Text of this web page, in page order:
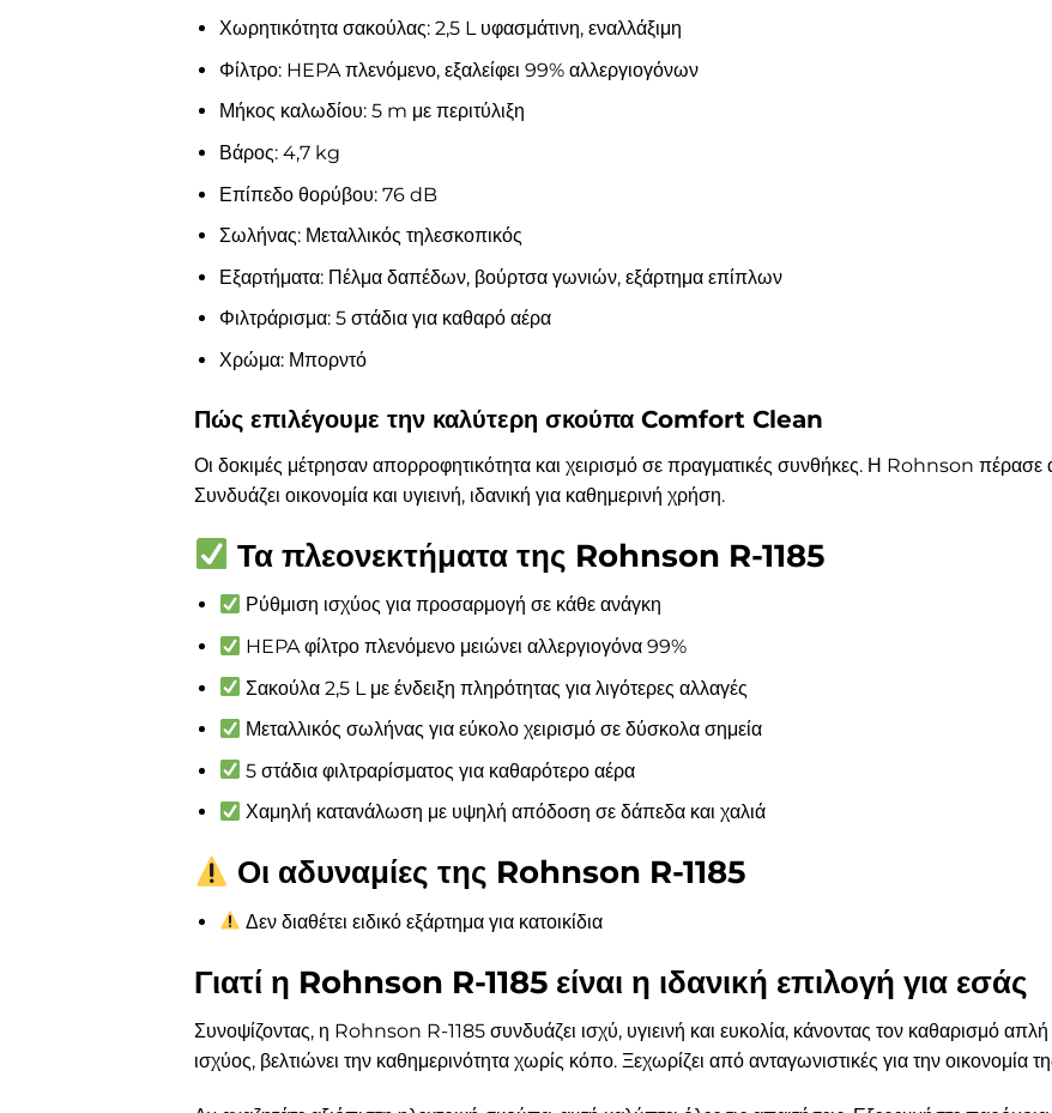
Χωρητικότητα σακούλας: 2,5 L υφασμάτινη, εναλλάξιμη
Φίλτρο: HEPA πλενόμενο, εξαλείφει 99% αλλεργιογόνων
Μήκος καλωδίου: 5 m με περιτύλιξη
Βάρος: 4,7 kg
Επίπεδο θορύβου: 76 dB
Σωλήνας: Μεταλλικός τηλεσκοπικός
Εξαρτήματα: Πέλμα δαπέδων, βούρτσα γωνιών, εξάρτημα επίπλων
Φιλτράρισμα: 5 στάδια για καθαρό αέρα
Χρώμα: Μπορντό
Πώς επιλέγουμε την καλύτερη σκούπα Comfort Clean
Οι δοκιμές μέτρησαν απορροφητικότητα και χειρισμό σε πραγματικές συνθήκες. Η Rohnson πέρασε
Συνδυάζει οικονομία και υγιεινή, ιδανική για καθημερινή χρήση.
Τα πλεονεκτήματα της Rohnson R-1185
Ρύθμιση ισχύος για προσαρμογή σε κάθε ανάγκη
HEPA φίλτρο πλενόμενο μειώνει αλλεργιογόνα 99%
Σακούλα 2,5 L με ένδειξη πληρότητας για λιγότερες αλλαγές
Μεταλλικός σωλήνας για εύκολο χειρισμό σε δύσκολα σημεία
5 στάδια φιλτραρίσματος για καθαρότερο αέρα
Χαμηλή κατανάλωση με υψηλή απόδοση σε δάπεδα και χαλιά
Οι αδυναμίες της Rohnson R-1185
Δεν διαθέτει ειδικό εξάρτημα για κατοικίδια
Γιατί η Rohnson R-1185 είναι η ιδανική επιλογή για εσάς
Συνοψίζοντας, η Rohnson R-1185 συνδυάζει ισχύ, υγιεινή και ευκολία, κάνοντας τον καθαρισμό
ισχύος, βελτιώνει την καθημερινότητα χωρίς κόπο. Ξεχωρίζει από ανταγωνιστικές για την οικονομία